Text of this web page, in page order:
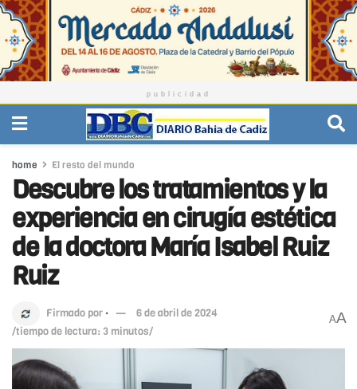
publicidad
home El resto del mundo
Descubre los tratamientos y la
experiencia en cirugía estética
de la doctora María Isabel Ruiz
Ruiz
Firmado por ·
6 de abril de 2024
/tiempo de lectura: 3 minutos/
AA